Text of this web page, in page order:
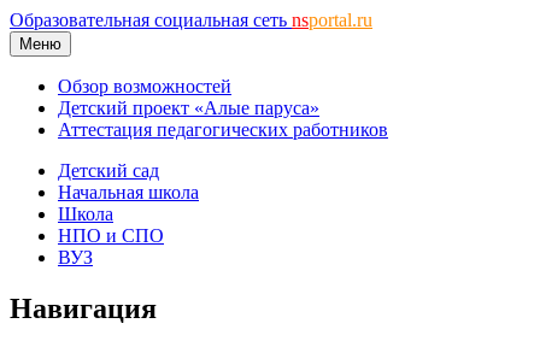
Образовательная социальная сеть nsportal.ru
Меню
Обзор возможностей
Детский проект «Алые паруса»
Аттестация педагогических работников
Детский сад
Начальная школа
Школа
НПО и СПО
ВУЗ
Навигация